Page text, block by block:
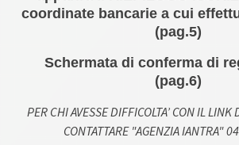
coordinate bancarie a cui
(pag.5)
Schermata di conferma di
(pag.6)
PER CHI AVESSE DIFFICOLTA’ CON IL LINK
CONTATTARE "AGENZIA IANTRA"